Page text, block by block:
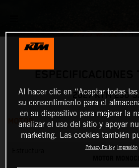
2027 KTM 250
MOTOR
Al hacer clic en “Aceptar todas
su consentimiento para el
en su dispositivo para mejorar la
analizar el uso del sitio y apoyar
marketing. Las cookies también
Privacy Policy Impresión